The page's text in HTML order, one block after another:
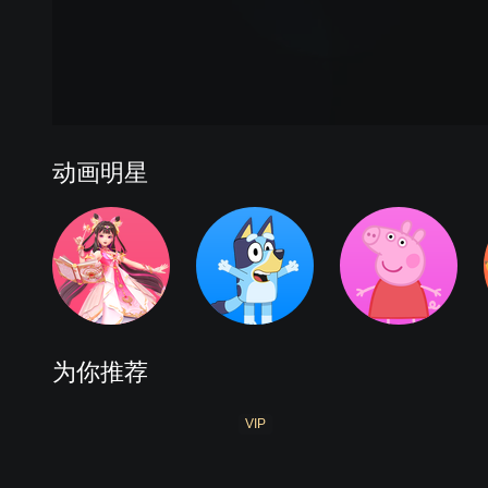
动画明星
为你推荐
VIP